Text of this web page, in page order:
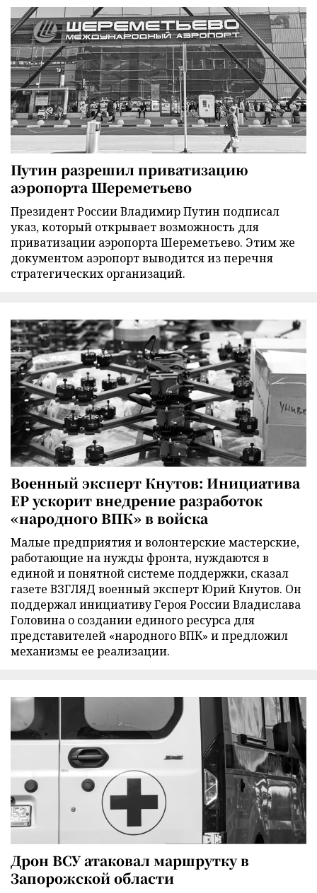
Путин разрешил приватизацию
аэропорта Шереметьево
Президент России Владимир Путин подписал
указ, который открывает возможность для
приватизации аэропорта Шереметьево. Этим же
документом аэропорт выводится из перечня
стратегических организаций.
Военный эксперт Кнутов: Инициатива
ЕР ускорит внедрение разработок
«народного ВПК» в войска
Малые предприятия и волонтерские мастерские,
работающие на нужды фронта, нуждаются в
единой и понятной системе поддержки, сказал
газете ВЗГЛЯД военный эксперт Юрий Кнутов. Он
поддержал инициативу Героя России Владислава
Головина о создании единого ресурса для
представителей «народного ВПК» и предложил
механизмы ее реализации.
Дрон ВСУ атаковал маршрутку в
Запорожской области